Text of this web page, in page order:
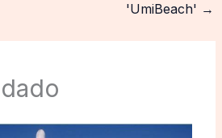
'UmiBeach' →